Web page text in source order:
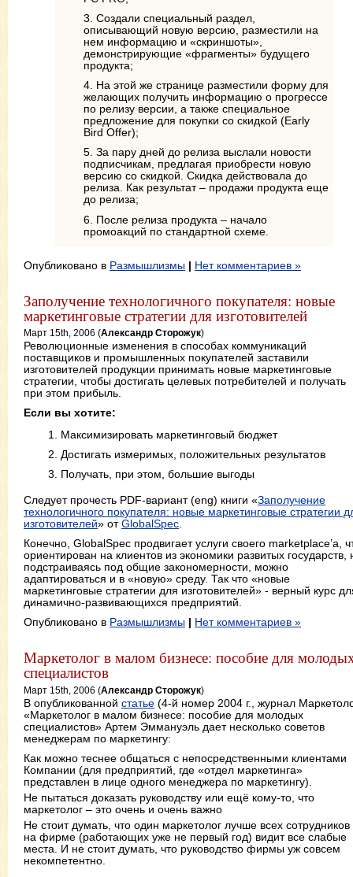
3. Создали специальный раздел,
описывающий новую версию, разместили на
нем информацию и «скриншоты»,
демонстрирующие «фрагменты» будущего
продукта;
4. На этой же странице разместили форму для
желающих получить информацию о прогрессе
по релизу версии, а также специальное
предложение для покупки со скидкой (Early
Bird Offer);
5. За пару дней до релиза выслали новости
подписчикам, предлагая приобрести новую
версию со скидкой. Скидка действовала до
релиза. Как результат – продажи продукта еще
до релиза;
6. После релиза продукта – начало
промоакций по стандартной схеме.
Опубликовано в Размышлизмы | Нет комментариев »
Заполучение технологичного покупателя: новые
маркетинговые стратегии для изготовителей
Март 15th, 2006 (Александр Сторожук)
Революционные изменения в способах коммуникаций
поставщиков и промышленных покупателей заставили
изготовителей продукции принимать новые маркетинговые
стратегии, чтобы достигать целевых потребителей и получать
при этом прибыль.
Если вы хотите:
1. Максимизировать маркетинговый бюджет
2. Достигать измеримых, положительных результатов
3. Получать, при этом, большие выгоды
Следует прочесть PDF-вариант (eng) книги «Заполучение
технологичного покупателя: новые маркетинговые стратегии
изготовителей» отGlobalSpec
Конечно, GlobalSpec продвигает услуги своего marketplace’a,
ориентирован на клиентов из экономики развитых государств,
подстраиваясь под общие закономерности, можно
адаптироваться и в «новую» среду. Так что «новые
маркетинговые стратегии для изготовителей» - верный курс
динамично-развивающихся предприятий.
Опубликовано в Размышлизмы | Нет комментариев »
Маркетолог в малом бизнесе: пособие для
специалистов
Март 15th, 2006 (Александр Сторожук)
В опубликованной статье (4-й номер 2004 г., журнал
«Маркетолог в малом бизнесе: пособие для молодых
специалистов» Артем Эммануэль дает несколько советов
менеджерам по маркетингу:
Как можно теснее общаться с непосредственными клиентами
Компании (для предприятий, где «отдел маркетинга»
представлен в лице одного менеджера по маркетингу).
Не пытаться доказать руководству или ещё кому-то, что
маркетолог – это очень и очень важно
Не стоит думать, что один маркетолог лучше всех сотрудников
на фирме (работающих уже не первый год) видит все слабые
места. И не стоит думать, что руководство фирмы уж совсем
некомпетентно.